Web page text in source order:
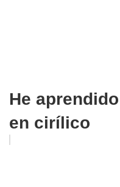
He
en cirílico